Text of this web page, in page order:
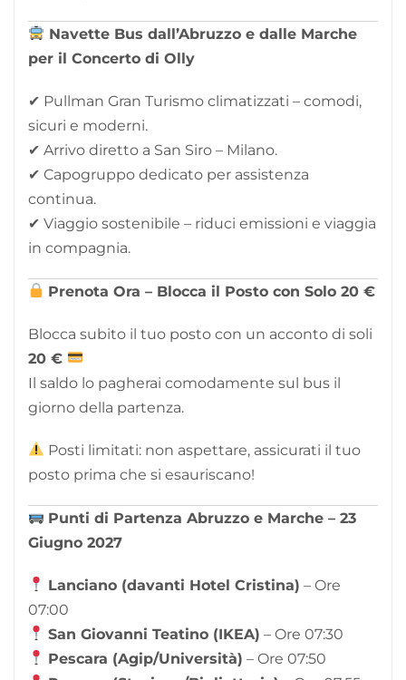
Navette Bus dall’Abruzzo e dalle Marche
per il Concerto di Olly
✔ Pullman Gran Turismo climatizzati – comodi,
sicuri e moderni.
✔ Arrivo diretto a San Siro – Milano.
✔ Capogruppo dedicato per assistenza
continua.
✔ Viaggio sostenibile – riduci emissioni e viaggia
in compagnia.
Prenota Ora – Blocca il Posto con Solo 20 €
Blocca subito il tuo posto con un acconto di soli
20 €
Il saldo lo pagherai comodamente sul bus il
giorno della partenza.
Posti limitati: non aspettare, assicurati il tuo
posto prima che si esauriscano!
Punti di Partenza Abruzzo e Marche – 23
Giugno 2027
Lanciano (davanti Hotel Cristina) – Ore
07:00
San Giovanni Teatino (IKEA) – Ore 07:30
Pescara (Agip/Università) – Ore 07:50